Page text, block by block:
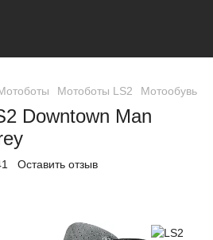
Мотоботы LS2 Мотообувь
Downtown Man
Оставить отзыв